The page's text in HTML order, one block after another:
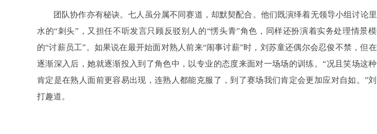
团队协作亦有秘诀。七人虽分属不同赛道，却默契配合。他们既演绎着无领导小组讨论
水的“刺头”，又担任不听发言只顾反驳别人的“愣头青”角色，同样还扮演着实务处理情景
的“讨薪员工”。如果说在最开始面对熟人前来“闹事讨薪”时，刘苏童还偶尔会忍俊不禁，但
逐渐深入后，她就逐渐投入到了角色中，以专业的态度来面对一场场的训练。“况且笑场这
肯定是在熟人面前更容易出现，连熟人都能克服了，到了赛场我们肯定会更加应对自如。”
打趣道。